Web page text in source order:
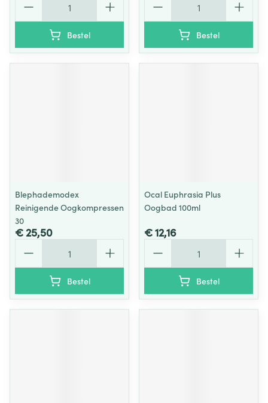
Bestel Bestel
Blephademodex
Reinigende Oogkompressen
30
€ 25,50
Bestel
Ocal Euphrasia Plus
Oogbad 100ml
€ 12,16
Bestel